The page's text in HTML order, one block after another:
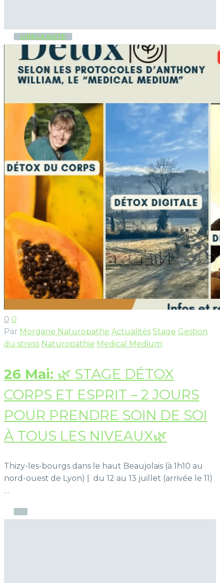
LIRE LA SUITE
0 0
Par Morgane Naturopathe Actualités Stage Gestion
du stress Naturopathie Medical Medium
26 Mai: 🌿 STAGE DÉTOX
CORPS ET ESPRIT – 2 JOURS
POUR PRENDRE SOIN DE SOI
À TOUS LES NIVEAUX🌿
Thizy-les-bourgs dans le haut Beaujolais (à 1h10 au
nord-ouest de Lyon) | du 12 au 13 juillet (arrivée le 11)
…